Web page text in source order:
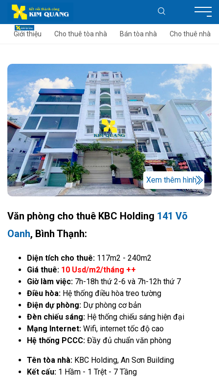
Giới thiệu Cho thuê tòa nhà Bán tòa nhà Cho thuê nhà
Xem thêm hình
Văn phòng cho thuê KBC Holding 141 Võ
Oanh, Bình Thạnh:
Diện tích cho thuê: 117m2 - 240m2
Giá thuê: 10 Usd/m2/tháng ++
Giờ làm việc: 7h-18h thứ 2-6 và 7h-12h thứ 7
Điều hòa: Hệ thống điều hòa treo tường
Điện dự phòng: Dự phòng cơ bản
Đèn chiếu sáng: Hệ thống chiếu sáng hiện đại
Mạng Internet: Wifi, internet tốc độ cao
Hệ thống PCCC: Đầy đủ chuẩn văn phòng
Tên tòa nhà: KBC Holding, An Sơn Building
Kết cấu: 1 Hầm - 1 Trệt - 7 Tầng